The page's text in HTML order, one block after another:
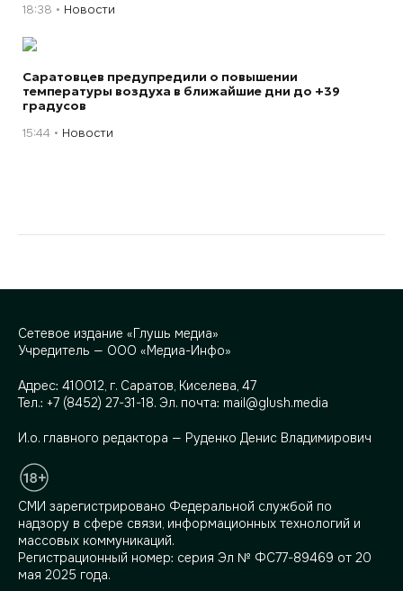
18:38 Новости
Саратовцев предупредили о повышении
температуры воздуха в ближайшие дни до +39
градусов
15:44 Новости
Сетевое издание «Глушь медиа»
Учредитель — ООО «Медиа-Инфо»
Адрес: 410012, г. Саратов, Киселева, 47
Тел.: +7 (8452) 27-31-18. Эл. почта: mail@glush.media
И.о. главного редактора — Руденко Денис Владимирович
СМИ зарегистрировано Федеральной службой по
надзору в сфере связи, информационных технологий и
массовых коммуникаций.
Регистрационный номер: серия Эл № ФС77-89469 от 20
мая 2025 года.